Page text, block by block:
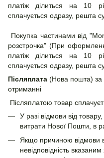
платіж ділиться на 10
сплачується одразу, решта
Покупка частинами від
розстрочка" (При
платіж ділиться на 10
сплачується одразу, решта
Післяплата (Нова пошта) за
отриманні
Післяплатою товар
У разі відмови від
витрати Нової Пошти, в
Якщо причиною відмови
невідповідність